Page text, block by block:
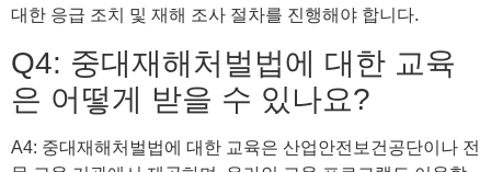
대한 응급 조치 및 재해 조사 절차를 진행해야 합니다.
Q4: 중대재해처벌법에 대한 교육
은 어떻게 받을 수 있나요?
A4: 중대재해처벌법에 대한 교육은 산업안전보건공단이나 전